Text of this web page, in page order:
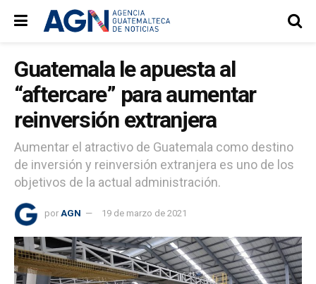
Guatemala le apuesta al
“aftercare” para aumentar
reinversión extranjera
Aumentar el atractivo de Guatemala como destino
de inversión y reinversión extranjera es uno de los
objetivos de la actual administración.
por AGN 19 de marzo de 2021